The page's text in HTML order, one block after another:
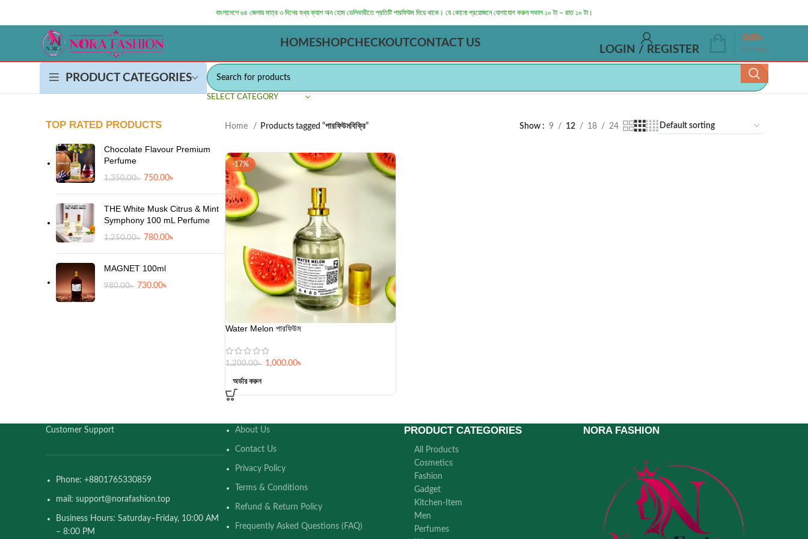
বাংলাদেশে ৬৪ জেলায় মাত্র ৩ দিনের মধ্য ক্যাশ অন হোম ডেলিভারীতে প্রতিটি পারফিউম দিয়ে থাকে। যে কোনো প্রয়োজনে যোগাযোগ করুন সকাল ১০ টা – রাত ১০ টা।
HOMESHOPCHECKOUTCONTACT US
LOGIN / REGISTER 0 items
0.00৳
PRODUCT CATEGORIES
SELECT CATEGORY
TOP RATED PRODUCTS
Chocolate Flavour Premium
Perfume
1,350.00৳ 750.00৳
THE White Musk Citrus & Mint
Symphony 100 mL Perfume
1,250.00৳ 780.00৳
MAGNET 100ml
980.00৳ 730.00৳
Home Products tagged “পারফিউমবিক্রি” Show 9 12 18 24
-17%
Water Melon পারফিউম
1,200.00৳ 1,000.00৳
অর্ডার করুন
Customer Support
Phone: +8801765330859
mail: support@norafashion.top
Business Hours: Saturday–Friday, 10:00 AM
– 8:00 PM
About Us
Contact Us
Privacy Policy
Terms & Conditions
Refund & Return Policy
Frequently Asked Questions (FAQ)
PRODUCT CATEGORIES
All Products
Cosmetics
Fashion
Gadget
Kitchen-Item
Men
Perfumes
NORA FASHION